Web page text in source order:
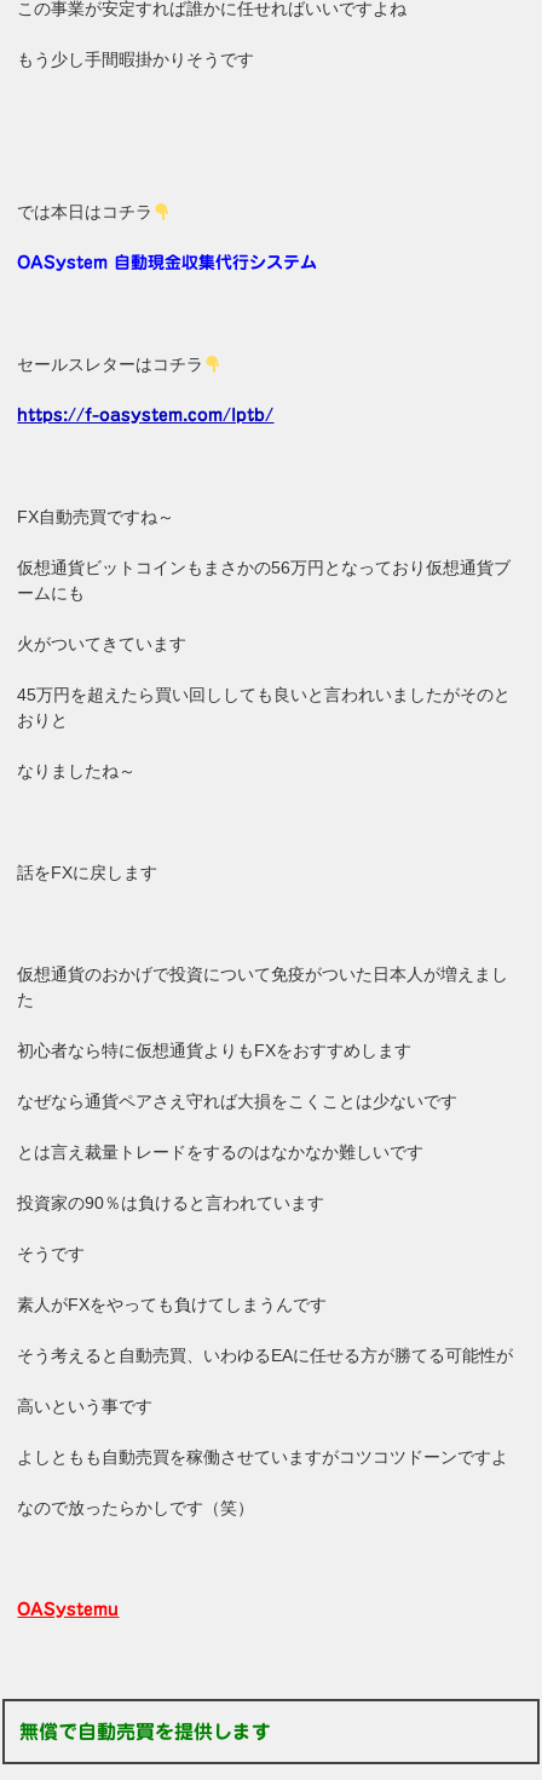
この事業が安定すれば誰かに任せればいいですよね
もう少し手間暇掛かりそうです
では本日はコチラ
OASystem 自動現金収集代行システム
セールスレターはコチラ
https://f-oasystem.com/lptb/
FX自動売買ですね～
仮想通貨ビットコインもまさかの56万円となっており仮想通貨ブ
ームにも
火がついてきています
45万円を超えたら買い回ししても良いと言われいましたがそのと
おりと
なりましたね～
話をFXに戻します
仮想通貨のおかげで投資について免疫がついた日本人が増えまし
た
初心者なら特に仮想通貨よりもFXをおすすめします
なぜなら通貨ペアさえ守れば大損をこくことは少ないです
とは言え裁量トレードをするのはなかなか難しいです
投資家の90％は負けると言われています
そうです
素人がFXをやっても負けてしまうんです
そう考えると自動売買、いわゆるEAに任せる方が勝てる可能性が
高いという事です
よしともも自動売買を稼働させていますがコツコツドーンですよ
なので放ったらかしです（笑）
OASystemu
無償で自動売買を提供します